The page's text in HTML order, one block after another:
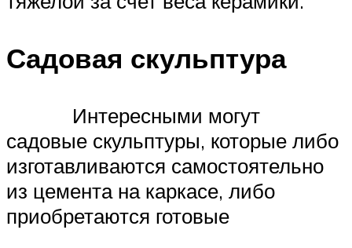
Садовая скульптура
Интересными могут
садовые скульптуры, которые либо
изготавливаются самостоятельно
из цемента на каркасе, либо
приобретаются готовые